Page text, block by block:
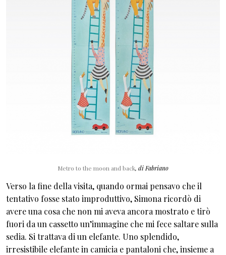
Metro to the moon and back, di Fabriano
Verso la fine della visita, quando ormai pensavo che il
tentativo fosse stato improduttivo, Simona ricordò di
avere una cosa che non mi aveva ancora mostrato e tirò
fuori da un cassetto un’immagine che mi fece saltare sulla
sedia. Si trattava di un elefante. Uno splendido,
irresistibile elefante in camicia e pantaloni che, insieme a